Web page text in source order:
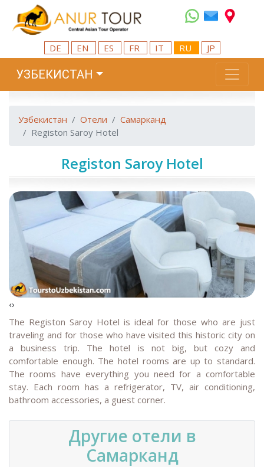
DE EN ES FR IT RU JP
УЗБЕКИСТАН
Узбекистан Отели
Самарканд
Registon Saroy Hotel
Registon Saroy Hotel
‹›
The Registon Saroy Hotel is ideal for those who are just
traveling and for those who have visited this historic city on
a business trip. The hotel is not big, but cozy and
comfortable enough. The hotel rooms are up to standard.
The rooms have everything you need for a comfortable
stay. Each room has a refrigerator, TV, air conditioning,
bathroom accessories, a guest corner.
Другие отели в
Самарканд